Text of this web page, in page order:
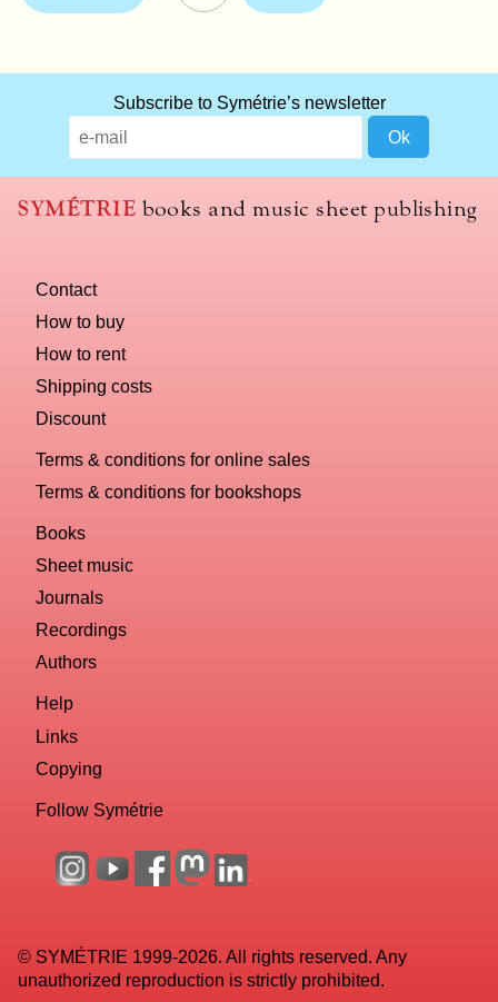
Subscribe to Symétrie’s newsletter
SYMÉTRIE books and music sheet publishing
Contact
How to buy
How to rent
Shipping costs
Discount
Terms & conditions for online sales
Terms & conditions for bookshops
Books
Sheet music
Journals
Recordings
Authors
Help
Links
Copying
Follow Symétrie
© SYMÉTRIE 1999-2026. All rights reserved. Any
unauthorized reproduction is strictly prohibited.